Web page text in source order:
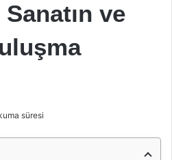
ve
süresi